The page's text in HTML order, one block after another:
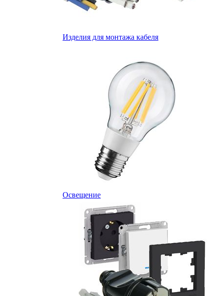
Изделия для монтажа кабеля
Освещение